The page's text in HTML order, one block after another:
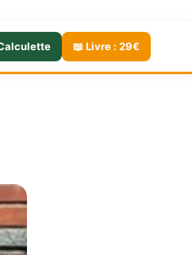
📖 Livre : 29€